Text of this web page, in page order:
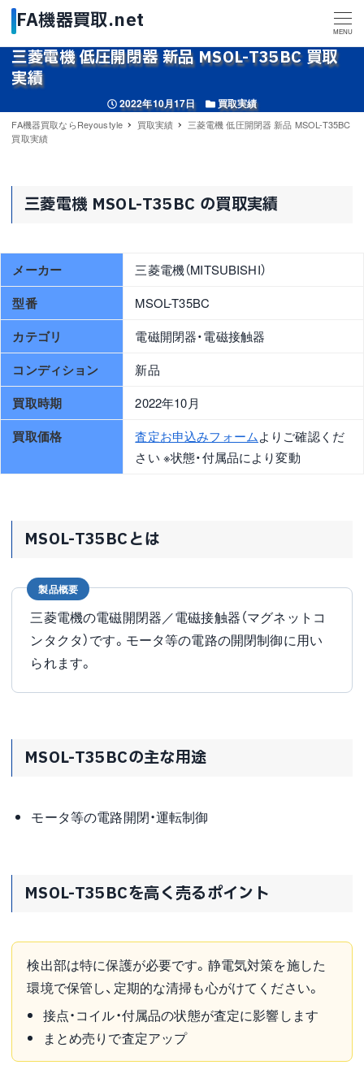
MENU
三菱電機 低圧開閉器 新品 MSOL-T35BC 買取
実績
投稿日
2022年10月17日 カテゴリー
買取実績
FA機器買取ならReyoustyle 買取実績
三菱電機 低圧開閉器 新品 MSOL-T35BC
買取実績
三菱電機 MSOL-T35BC の買取実績
メーカー 三菱電機（MITSUBISHI）
型番 MSOL-T35BC
カテゴリ 電磁開閉器・電磁接触器
コンディション 新品
買取時期 2022年10月
買取価格 査定お申込みフォームよりご確認くだ
さい ※状態・付属品により変動
MSOL-T35BCとは
製品概要
三菱電機の電磁開閉器／電磁接触器（マグネットコ
ンタクタ）です。モータ等の電路の開閉制御に用い
られます。
MSOL-T35BCの主な用途
モータ等の電路開閉・運転制御
MSOL-T35BCを高く売るポイント
検出部は特に保護が必要です。静電気対策を施した
環境で保管し、定期的な清掃も心がけてください。
接点・コイル・付属品の状態が査定に影響します
まとめ売りで査定アップ